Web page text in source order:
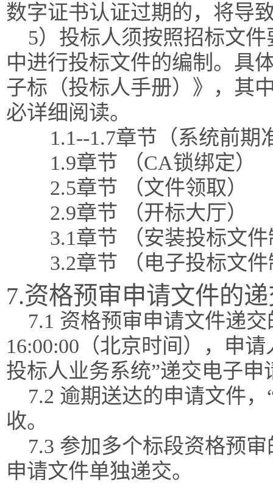
数字证书认证过期的，将导
5）投标人须按照招标文
中进行投标文件的编制。具
子标（投标人手册）》，其
必详细阅读。
1.1--1.7章节（系统前期
1.9章节 （CA锁绑定）
2.5章节 （文件领取）
2.9章节 （开标大厅）
3.1章节 （安装投标文
3.2章节 （电子投标文
7.资格预审申请文件的
7.1 资格预审申请文件递
16:00:00（北京时间），申
投标人业务系统”递交电子申
7.2 逾期送达的申请文件
收。
7.3 参加多个标段资格预
申请文件单独递交。